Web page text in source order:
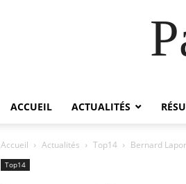
ACCUEIL ACTUALITÉS
Accueil Actualités Top14 Bernard
Top14